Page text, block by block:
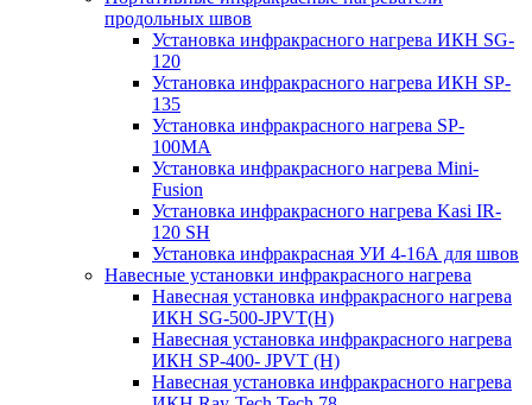
продольных швов
Установка инфракрасного нагрева ИКН SG-
120
Установка инфракрасного нагрева ИКН SP-
135
Установка инфракрасного нагрева SP-
100МА
Установка инфракрасного нагрева Mini-
Fusion
Установка инфракрасного нагрева Kasi IR-
120 SH
Установка инфракрасная УИ 4-16А для швов
Навесные установки инфракрасного нагрева
Навесная установка инфракрасного нагрева
ИКН SG-500-JPVT(H)
Навесная установка инфракрасного нагрева
ИКН SP-400- JPVT (Н)
Навесная установка инфракрасного нагрева